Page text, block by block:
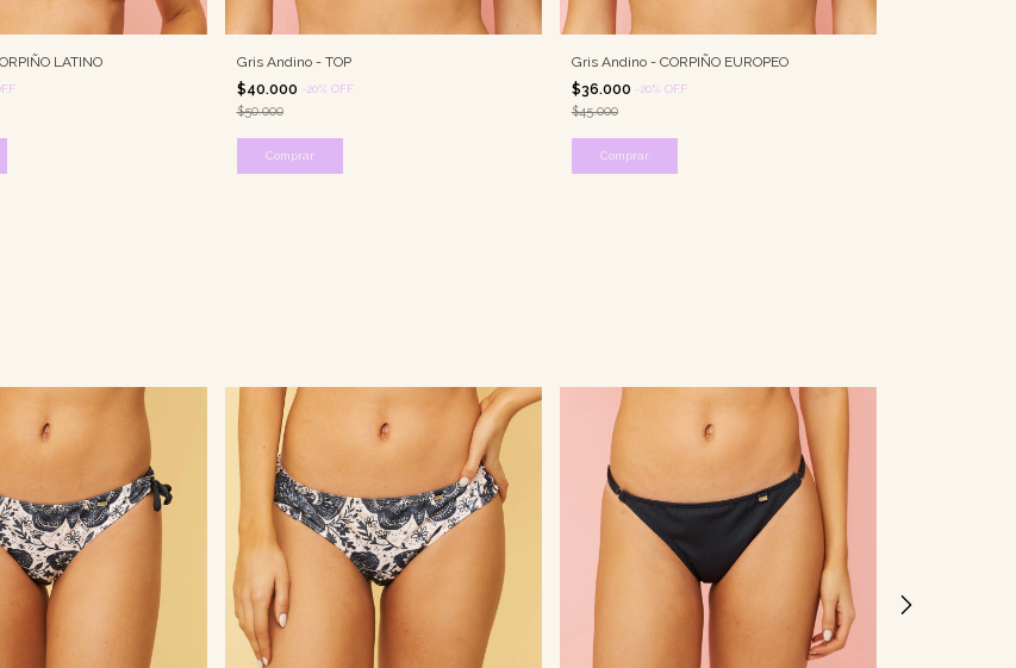
LATINO
Gris Andino - TOP
$40.000 -20% OFF
$50.000
Comprar
Gris Andino - CORPIÑO EUROPEO
$36.000 -20% OFF
$45.000
Comprar